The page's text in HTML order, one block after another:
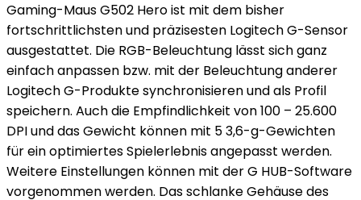
Gaming-Maus G502 Hero ist mit dem bisher
fortschrittlichsten und präzisesten Logitech G-Sensor
ausgestattet. Die RGB-Beleuchtung lässt sich ganz
einfach anpassen bzw. mit der Beleuchtung anderer
Logitech G-Produkte synchronisieren und als Profil
speichern. Auch die Empfindlichkeit von 100 – 25.600
DPI und das Gewicht können mit 5 3,6-g-Gewichten
für ein optimiertes Spielerlebnis angepasst werden.
Weitere Einstellungen können mit der G HUB-Software
vorgenommen werden. Das schlanke Gehäuse des